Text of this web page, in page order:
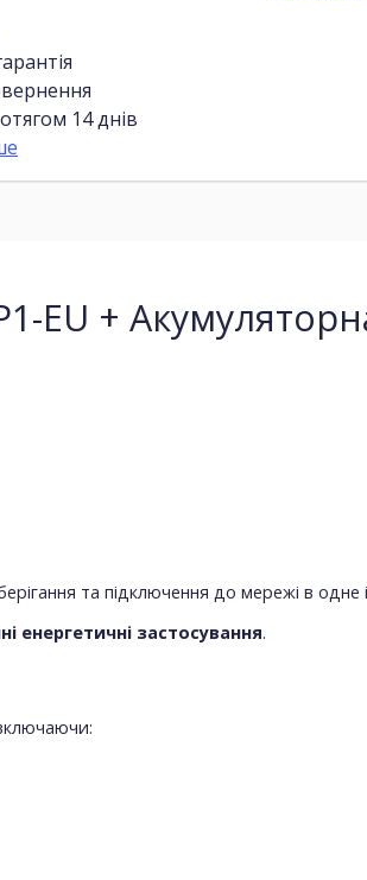
14 днів
EU +
та підключення до мережі в одне
енергетичні застосування.